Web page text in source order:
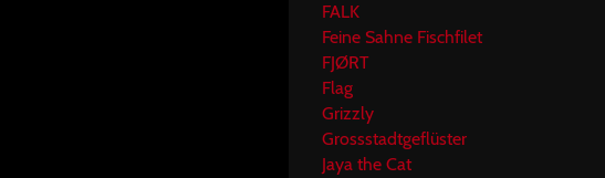
FALK
Feine Sahne Fischfilet
FJØRT
Flag
Grizzly
Grossstadtgeflüster
Jaya the Cat